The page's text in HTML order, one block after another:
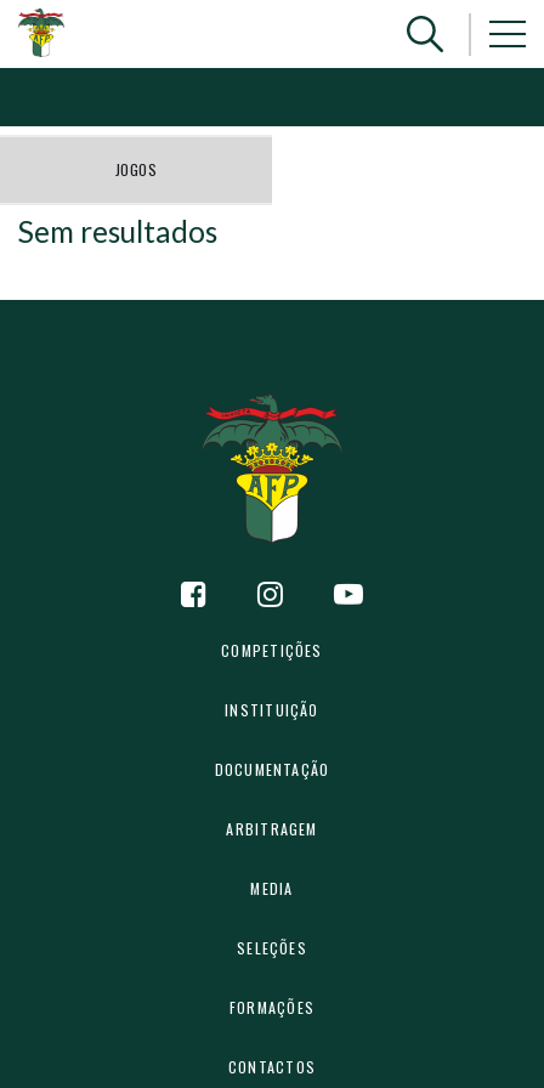
JOGOS
Sem resultados
COMPETIÇÕES
INSTITUIÇÃO
DOCUMENTAÇÃO
ARBITRAGEM
MEDIA
SELEÇÕES
FORMAÇÕES
CONTACTOS